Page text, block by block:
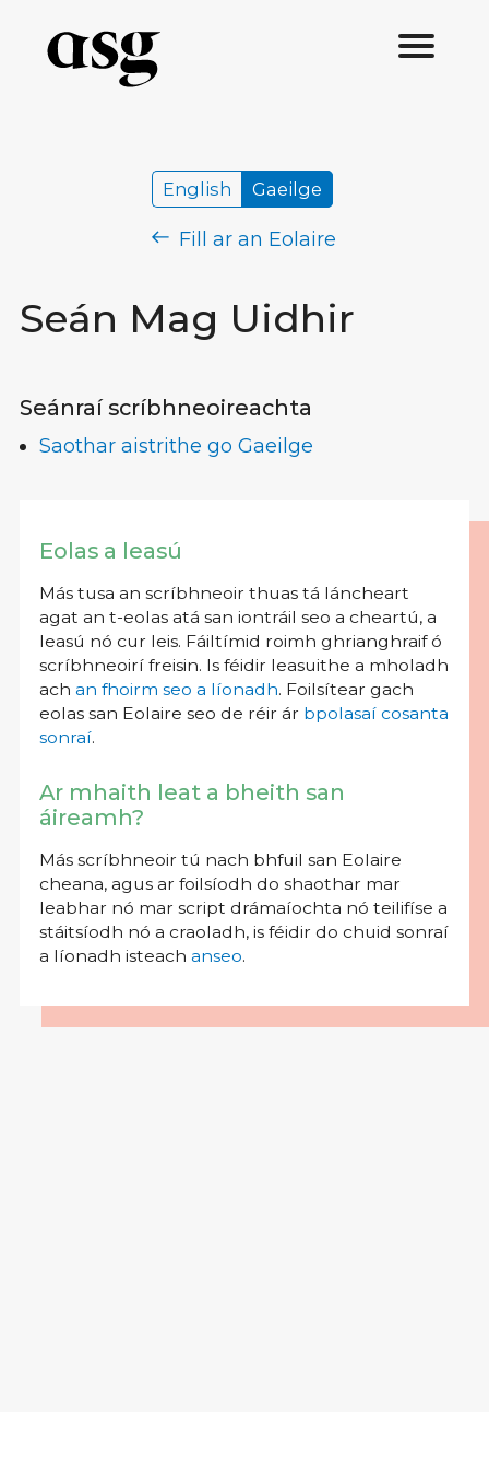
Seán Mag Uidhir
English Gaeilge
Fill ar an Eolaire
Seánraí scríbhneoireachta
Saothar aistrithe go Gaeilge
Eolas a leasú
Más tusa an scríbhneoir thuas tá láncheart
agat an t-eolas atá san iontráil seo a cheartú, a
leasú nó cur leis. Fáiltímid roimh ghrianghraif ó
scríbhneoirí freisin. Is féidir leasuithe a mholadh
ach an fhoirm seo a líonadh. Foilsítear gach
eolas san Eolaire seo de réir ár bpolasaí cosanta
sonraí.
Ar mhaith leat a bheith san
áireamh?
Más scríbhneoir tú nach bhfuil san Eolaire
cheana, agus ar foilsíodh do shaothar mar
leabhar nó mar script drámaíochta nó teilifíse a
stáitsíodh nó a craoladh, is féidir do chuid sonraí
a líonadh isteach anseo.